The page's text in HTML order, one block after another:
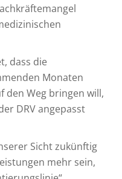
dass die
Monaten
den Weg bringen will,
DRV angepasst
Sicht zukünftig
mehr sein,